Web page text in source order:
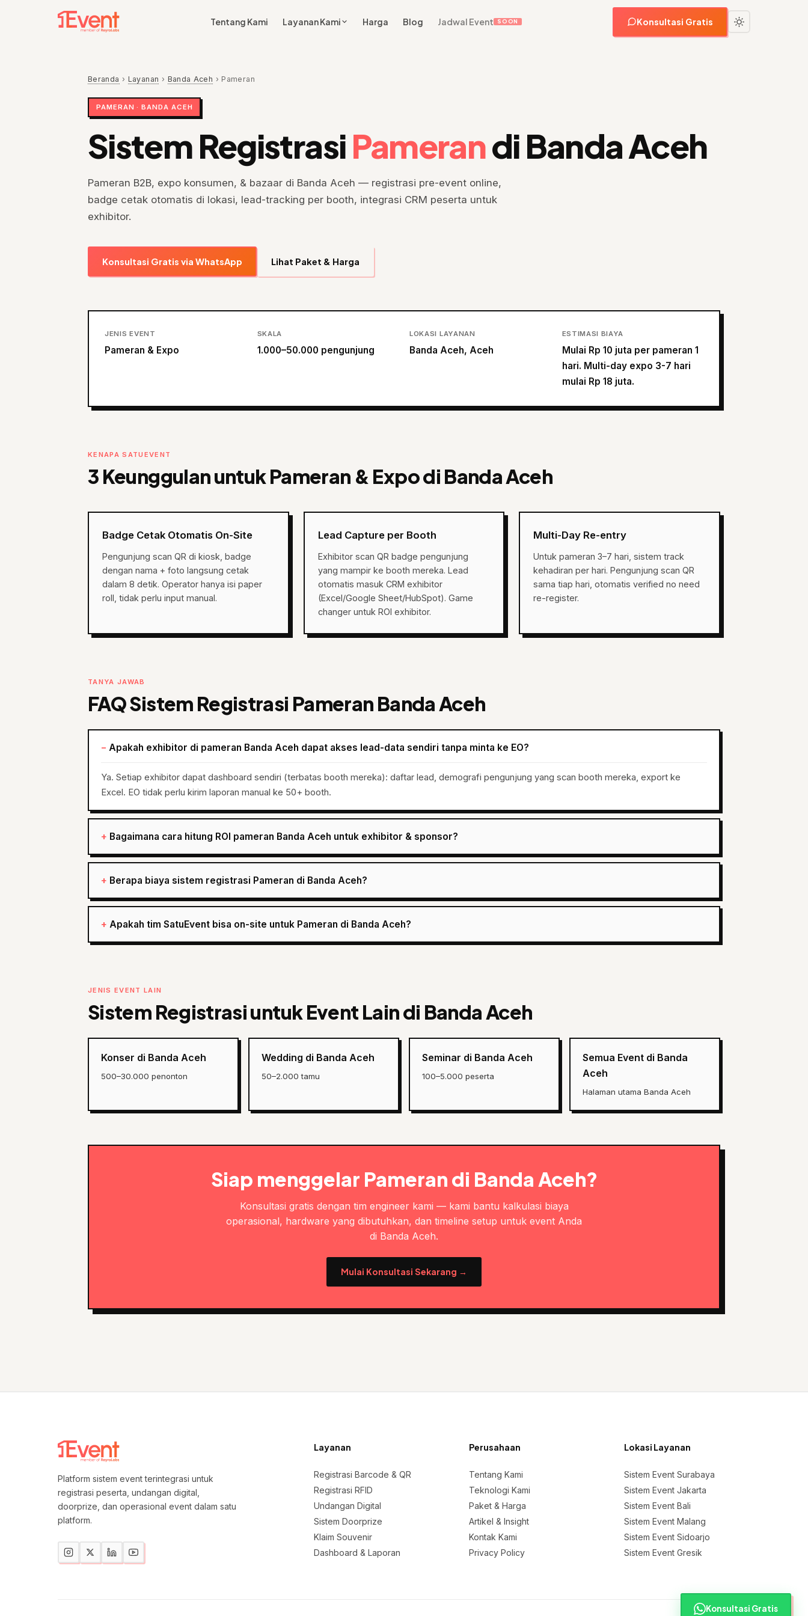
Tentang Kami Layanan Kami Harga Blog Jadwal Event SOON Konsultasi Gratis
Beranda › Layanan › Banda Aceh › Pameran
PAMERAN · BANDA ACEH
Sistem RegistrasiPamerandi Banda Aceh
Pameran B2B, expo konsumen, & bazaar di Banda Aceh — registrasi pre-event online,
badge cetak otomatis di lokasi, lead-tracking per booth, integrasi CRM peserta untuk
exhibitor.
Konsultasi Gratis via WhatsApp Lihat Paket & Harga
JENIS EVENT
Pameran & Expo
SKALA
1.000–50.000 pengunjung
LOKASI LAYANAN
Banda Aceh, Aceh
ESTIMASI BIAYA
Mulai Rp 10 juta per pameran 1
hari. Multi-day expo 3-7 hari
mulai Rp 18 juta.
KENAPA SATUEVENT
3 Keunggulan untuk Pameran & Expo di Banda Aceh
Badge Cetak Otomatis On-Site
Pengunjung scan QR di kiosk, badge
dengan nama + foto langsung cetak
dalam 8 detik. Operator hanya isi paper
roll, tidak perlu input manual.
Lead Capture per Booth
Exhibitor scan QR badge pengunjung
yang mampir ke booth mereka. Lead
otomatis masuk CRM exhibitor
(Excel/Google Sheet/HubSpot). Game
changer untuk ROI exhibitor.
Multi-Day Re-entry
Untuk pameran 3–7 hari, sistem track
kehadiran per hari. Pengunjung scan QR
sama tiap hari, otomatis verified no need
re-register.
TANYA JAWAB
FAQ Sistem Registrasi Pameran Banda Aceh
Apakah exhibitor di pameran Banda Aceh dapat akses lead-data sendiri tanpa minta ke EO?
Ya. Setiap exhibitor dapat dashboard sendiri (terbatas booth mereka): daftar lead, demografi pengunjung yang scan booth mereka, export ke
Excel. EO tidak perlu kirim laporan manual ke 50+ booth.
Bagaimana cara hitung ROI pameran Banda Aceh untuk exhibitor & sponsor?
Berapa biaya sistem registrasi Pameran di Banda Aceh?
Apakah tim SatuEvent bisa on-site untuk Pameran di Banda Aceh?
JENIS EVENT LAIN
Sistem Registrasi untuk Event Lain di Banda Aceh
Konser di Banda Aceh
500–30.000 penonton
Wedding di Banda Aceh
50–2.000 tamu
Seminar di Banda Aceh
100–5.000 peserta
Semua Event di Banda
Aceh
Halaman utama Banda Aceh
Siap menggelar Pameran di Banda Aceh?
Konsultasi gratis dengan tim engineer kami — kami bantu kalkulasi biaya
operasional, hardware yang dibutuhkan, dan timeline setup untuk event Anda
di Banda Aceh.
Mulai Konsultasi Sekarang →
Platform sistem event terintegrasi untuk
registrasi peserta, undangan digital,
doorprize, dan operasional event dalam satu
platform.
Layanan
Registrasi Barcode & QR
Registrasi RFID
Undangan Digital
Sistem Doorprize
Klaim Souvenir
Dashboard & Laporan
Perusahaan
Tentang Kami
Teknologi Kami
Paket & Harga
Artikel & Insight
Kontak Kami
Privacy Policy
Lokasi Layanan
Sistem Event Surabaya
Sistem Event Jakarta
Sistem Event Bali
Sistem Event Malang
Sistem Event Sidoarjo
Sistem Event Gresik
Konsultasi Gratis